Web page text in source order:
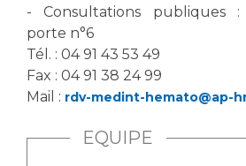
- Consultations publiques :
porte n°6
Tél. : 04 91 43 53 49
Fax : 04 91 38 24 99
Mail : rdv-medint-hemato@ap-
EQUIPE